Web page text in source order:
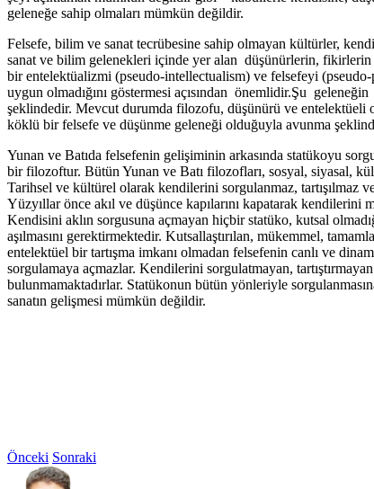
geleneğe sahip olmaları mümkün değildir.
Felsefe, bilim ve sanat tecrübesine sahip olmayan kültürler,
sanat ve bilim gelenekleri içinde yer alan düşünürlerin,
bir entelektüalizmi (pseudo-intellectualism) ve felsefeyi
uygun olmadığını göstermesi açısından önemlidir.Şu
şeklindedir. Mevcut durumda filozofu, düşünürü ve entelektüeli
köklü bir felsefe ve düşünme geleneği olduğuyla avunma
Yunan ve Batıda felsefenin gelişiminin arkasında statükoyu
bir filozoftur. Bütün Yunan ve Batı filozofları, sosyal, siyasal,
Tarihsel ve kültürel olarak kendilerini sorgulanmaz, tartışılmaz
Yüzyıllar önce akıl ve düşünce kapılarını kapatarak
Kendisini aklın sorgusuna açmayan hiçbir statüko, kutsal
aşılmasını gerektirmektedir. Kutsallaştırılan, mükemmel,
entelektüel bir tartışma imkanı olmadan felsefenin canlı ve
sorgulamaya açmazlar. Kendilerini sorgulatmayan,
bulunmamaktadırlar. Statükonun bütün yönleriyle
sanatın gelişmesi mümkün değildir.
Önceki Sonraki